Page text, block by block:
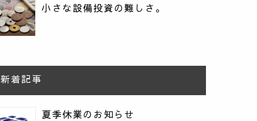
小さな設備投資の難しさ。
新着記事
夏季休業のお知らせ